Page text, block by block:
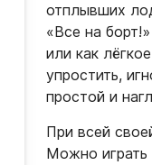
отплывших
«Все на
или как
упростить,
простой и
При всей
Можно играть